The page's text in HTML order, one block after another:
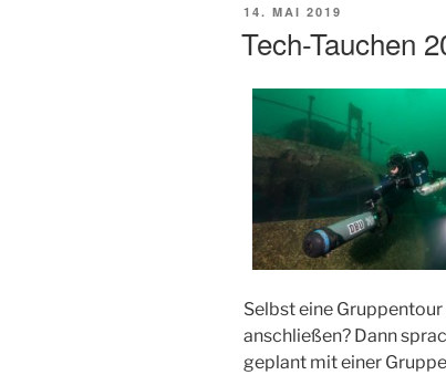
VERÖFFENTLICHT
14. MAI 2019
Tech-Tauchen
Selbst eine
anschließen? Dann
geplant mit einer